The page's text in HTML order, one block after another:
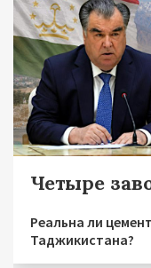
Четыре
Реальна ли
Таджикистана?